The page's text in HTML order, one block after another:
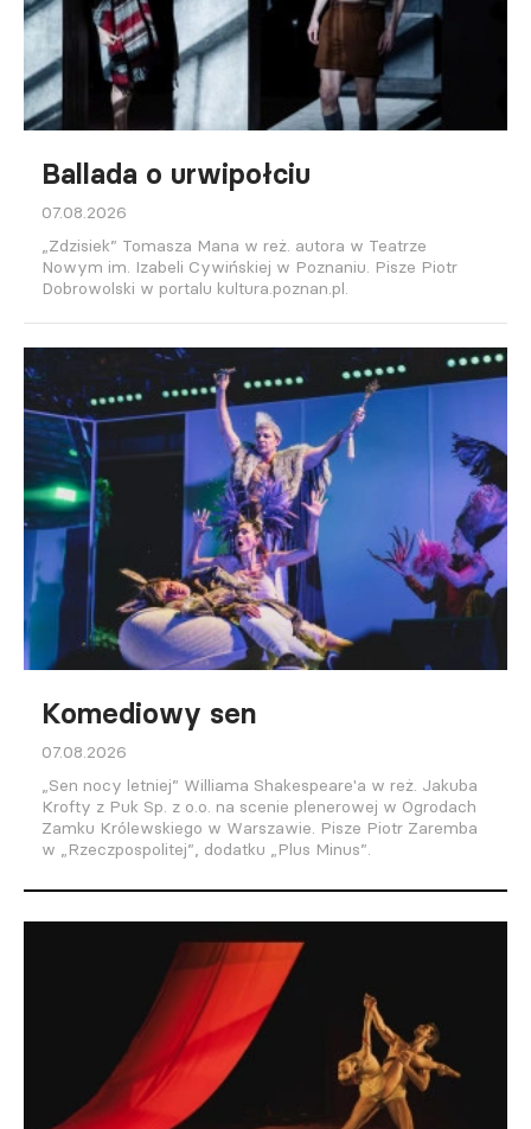
Ballada o urwipołciu
07.08.2026
„Zdzisiek” Tomasza Mana w reż. autora w Teatrze
Nowym im. Izabeli Cywińskiej w Poznaniu. Pisze Piotr
Dobrowolski w portalu kultura.poznan.pl.
Komediowy sen
07.08.2026
„Sen nocy letniej” Williama Shakespeare'a w reż. Jakuba
Krofty z Puk Sp. z o.o. na scenie plenerowej w Ogrodach
Zamku Królewskiego w Warszawie. Pisze Piotr Zaremba
w „Rzeczpospolitej”, dodatku „Plus Minus”.